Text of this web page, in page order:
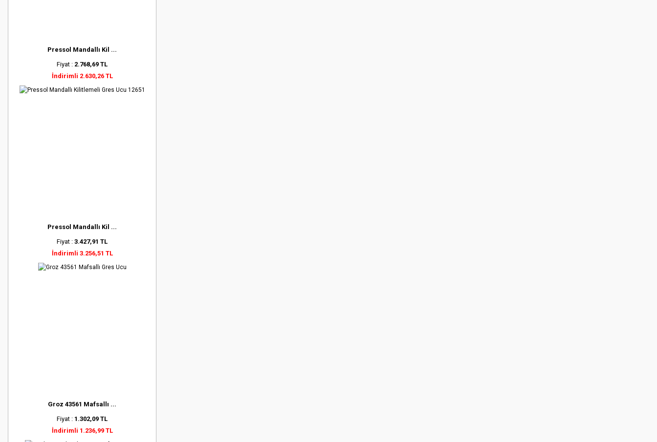
Pressol Mandallı Kil ...
Fiyat : 2.768,69 TL
İndirimli 2.630,26 TL
Pressol Mandallı Kil ...
Fiyat : 3.427,91 TL
İndirimli 3.256,51 TL
Groz 43561 Mafsallı ...
Fiyat : 1.302,09 TL
İndirimli 1.236,99 TL